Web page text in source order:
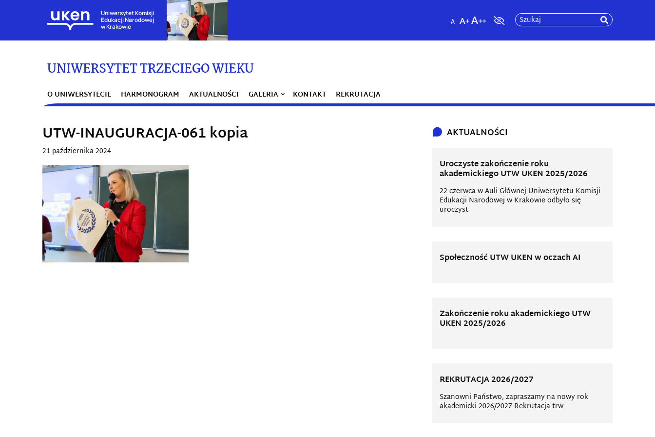
Uniwersytet Komisji
Edukacji Narodowej
w Krakowie
Szukaj
UNIWERSYTET TRZECIEGO WIEKU
O UNIWERSYTECIE HARMONOGRAM AKTUALNOŚCI GALERIA KONTAKT REKRUTACJA
UTW-INAUGURACJA-061 kopia
21 października 2024
AKTUALNOŚCI
Uroczyste zakończenie roku
akademickiego UTW UKEN 2025/2026
22 czerwca w Auli Głównej Uniwersytetu Komisji
Edukacji Narodowej w Krakowie odbyło się
uroczyst
Społeczność UTW UKEN w oczach AI
Zakończenie roku akademickiego UTW
UKEN 2025/2026
REKRUTACJA 2026/2027
Szanowni Państwo, zapraszamy na nowy rok
akademicki 2026/2027 Rekrutacja trw